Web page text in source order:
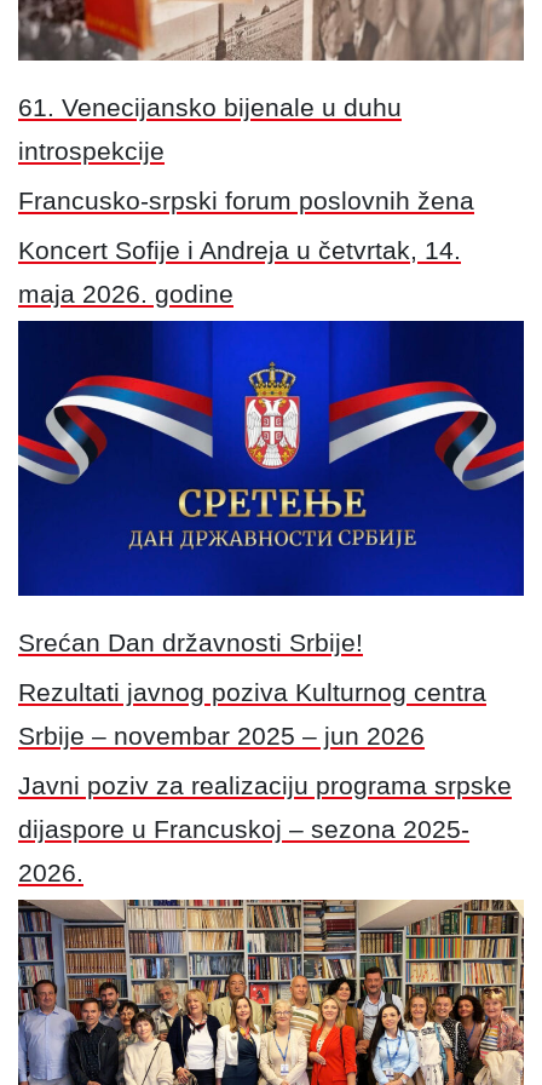
61. Venecijansko bijenale u duhu
introspekcije
Francusko-srpski forum poslovnih žena
Koncert Sofije i Andreja u četvrtak, 14.
maja 2026. godine
Srećan Dan državnosti Srbije!
Rezultati javnog poziva Kulturnog centra
Srbije – novembar 2025 – jun 2026
Javni poziv za realizaciju programa srpske
dijaspore u Francuskoj – sezona 2025-
2026.